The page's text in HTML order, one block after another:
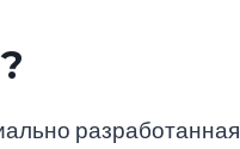
разработанная